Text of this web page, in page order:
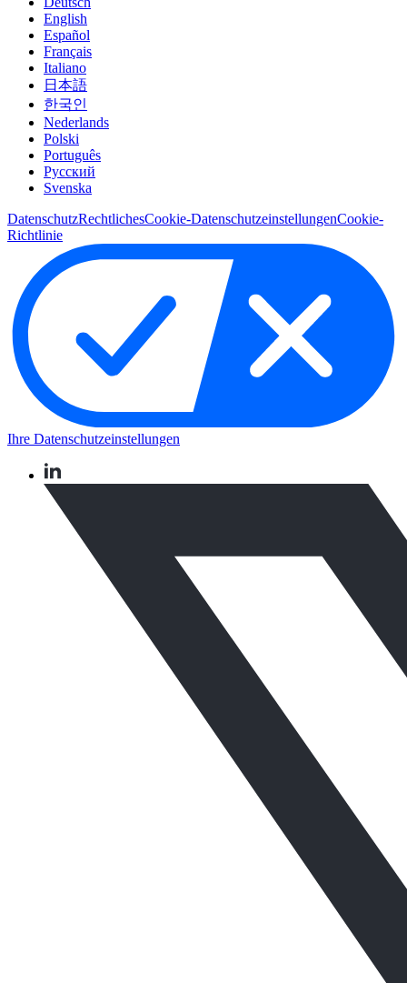
English
Español
Français
Italiano
日本語
한국인
Nederlands
Polski
Português
Pусский
Svenska
DatenschutzRechtlichesCookie-DatenschutzeinstellungenCookie-
Richtlinie
Ihre Datenschutzeinstellungen